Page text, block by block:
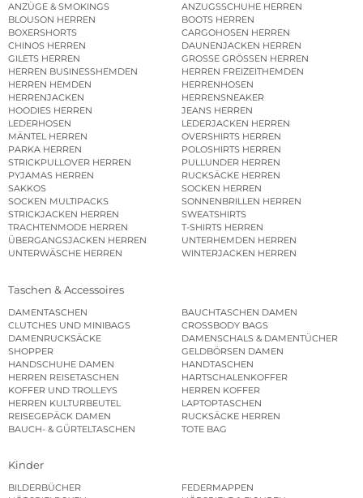
ANZÜGE & SMOKINGS
ANZUGSSCHUHE HERREN
BLOUSON HERREN
BOOTS HERREN
BOXERSHORTS
CARGOHOSEN HERREN
CHINOS HERREN
DAUNENJACKEN HERREN
GILETS HERREN
GROSSE GRÖSSEN HERREN
HERREN BUSINESSHEMDEN
HERREN FREIZEITHEMDEN
HERREN HEMDEN
HERRENHOSEN
HERRENJACKEN
HERRENSNEAKER
HOODIES HERREN
JEANS HERREN
LEDERHOSEN
LEDERJACKEN HERREN
MÄNTEL HERREN
OVERSHIRTS HERREN
PARKA HERREN
POLOSHIRTS HERREN
STRICKPULLOVER HERREN
PULLUNDER HERREN
PYJAMAS HERREN
RUCKSÄCKE HERREN
SAKKOS
SOCKEN HERREN
SOCKEN MULTIPACKS
SONNENBRILLEN HERREN
STRICKJACKEN HERREN
SWEATSHIRTS
TRACHTENMODE HERREN
T-SHIRTS HERREN
ÜBERGANGSJACKEN HERREN
UNTERHEMDEN HERREN
UNTERWÄSCHE HERREN
WINTERJACKEN HERREN
Taschen & Accessoires
DAMENTASCHEN
BAUCHTASCHEN DAMEN
CLUTCHES UND MINIBAGS
CROSSBODY BAGS
DAMENRUCKSÄCKE
DAMENSCHALS & DAMENTÜCHER
SHOPPER
GELDBÖRSEN DAMEN
HANDSCHUHE DAMEN
HANDTASCHEN
HERREN REISETASCHEN
HARTSCHALENKOFFER
KOFFER UND TROLLEYS
HERREN KOFFER
HERREN KULTURBEUTEL
LAPTOPTASCHEN
REISEGEPÄCK DAMEN
RUCKSÄCKE HERREN
BAUCH- & GÜRTELTASCHEN
TOTE BAG
Kinder
BILDERBÜCHER
FEDERMAPPEN